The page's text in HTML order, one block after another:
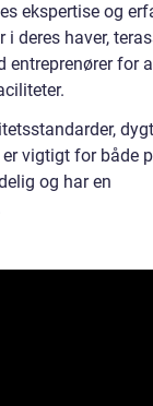
ekspertise og
deres haver,
entreprenører for
vigtigt for både
og har en